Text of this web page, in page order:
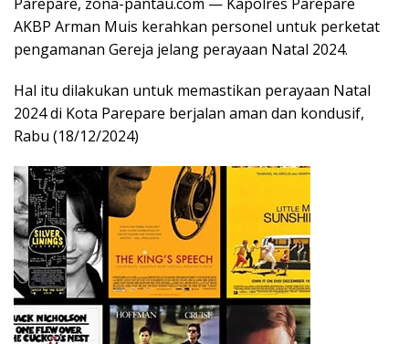
Parepare, zona-pantau.com — Kapolres Parepare
AKBP Arman Muis kerahkan personel untuk perketat
pengamanan Gereja jelang perayaan Natal 2024.
Hal itu dilakukan untuk memastikan perayaan Natal
2024 di Kota Parepare berjalan aman dan kondusif,
Rabu (18/12/2024)